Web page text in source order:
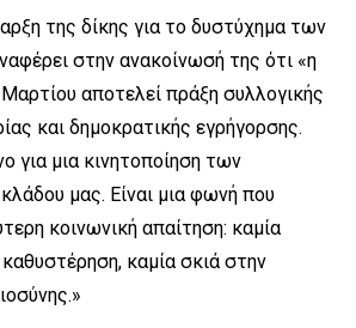
της δίκης για το δυστύχημα των
στην ανακοίνωσή της ότι «η
αποτελεί πράξη συλλογικής
και δημοκρατικής εγρήγορσης.
για μια κινητοποίηση των
μας. Είναι μια φωνή που
κοινωνική απαίτηση: καμία
καμία σκιά στην